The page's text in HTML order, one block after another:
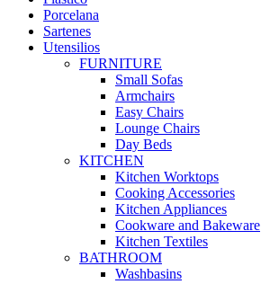
Porcelana
Sartenes
Utensilios
FURNITURE
Small Sofas
Armchairs
Easy Chairs
Lounge Chairs
Day Beds
KITCHEN
Kitchen Worktops
Cooking Accessories
Kitchen Appliances
Cookware and Bakeware
Kitchen Textiles
BATHROOM
Washbasins